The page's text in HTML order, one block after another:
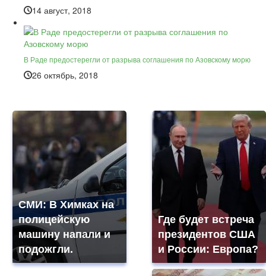
14 август, 2018
В Раде предостерегли от разрыва соглашения по Азовскому морю
26 октябрь, 2018
СМИ: В Химках на
полицейскую
машину напали и
подожгли.
Где будет встреча
президентов США
и России: Европа?